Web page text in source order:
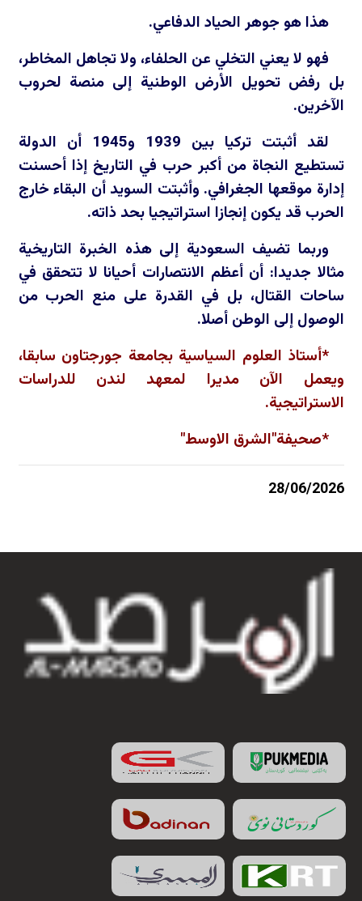
هذا هو جوهر الحياد الدفاعي.
فهو لا يعني التخلي عن الحلفاء، ولا تجاهل المخاطر،
بل رفض تحويل الأرض الوطنية إلى منصة لحروب
الآخرين.
لقد أثبتت تركيا بين 1939 و1945 أن الدولة
تستطيع النجاة من أكبر حرب في التاريخ إذا أحسنت
إدارة موقعها الجغرافي. وأثبتت السويد أن البقاء خارج
الحرب قد يكون إنجازا استراتيجيا بحد ذاته.
وربما تضيف السعودية إلى هذه الخبرة التاريخية
مثالا جديدا: أن أعظم الانتصارات أحيانا لا تتحقق في
ساحات القتال، بل في القدرة على منع الحرب من
الوصول إلى الوطن أصلا.
*أستاذ العلوم السياسية بجامعة جورجتاون سابقا،
ويعمل الآن مديرا لمعهد لندن للدراسات
الاستراتيجية.
*صحيفة"الشرق الاوسط"
28/06/2026